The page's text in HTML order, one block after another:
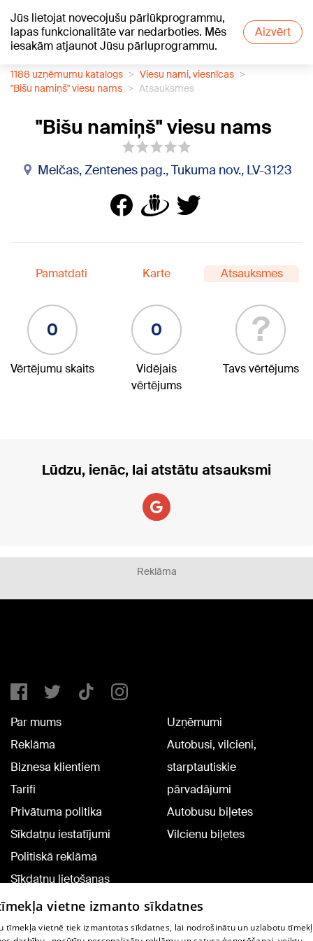
Jūs lietojat novecojušu pārlūkprogrammu,
lapas funkcionalitāte var nedarboties. Mēs
iesakām atjaunot Jūsu pārluprogrammu.
Aizvērt
+21°C
1188 uzņēmumu katalogs
Viesu nami, viesnīcas
"Bišu namiņš" viesu nams
Atsauksmes
"Bišu namiņš" viesu nams
Melčas, Zentenes pag., Tukuma nov., LV-3123
Pamatdati Karte Atsauksmes
0
Vērtējumu skaits
0
Vidējais
vērtējums
?
Tavs vērtējums
Lūdzu, ienāc, lai atstātu atsauksmi
Reklāma
Par mums
Reklāma
Biznesa klientiem
Tarifi
Privātuma politika
Sīkdatņu iestatījumi
Politiskā reklāma
Sīkdatņu lietošanas
noteikumi
Komentāru pievienošana
Uzņēmumi
Autobusi, vilcieni,
starptautiskie
pārvadājumi
Autobusu biļetes
Vilcienu biļetes
vietne izmanto sīkdatnes
tīmekļa vietnē tiek izmantotas sīkdatnes, lai nodrošinātu un uzlabotu